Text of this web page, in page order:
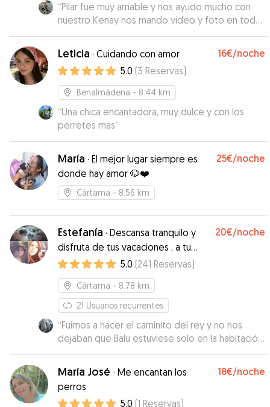
“Pilar fue muy amable y nos ayudo mucho con
nuestro Kenay nos mando video y foto en todo
momento. Repetiremos seguro”
Leticia · Cuidando con amor 16€/noche
5.0 (3 Reservas)
Benalmádena - 8.44 km
“Una chica encantadora, muy dulce y con los
perretes mas”
María · El mejor lugar siempre es
donde hay amor 🐶❤️
25€/noche
Cártama - 8.56 km
Estefanía · Descansa tranquilo y
disfruta de tus vacaciones , a tu
mascota no le faltarán atenciones.
20€/noche
5.0 (241 Reservas)
Cártama - 8.78 km
21 Usuarios recurrentes
“Fuimos a hacer el caminito del rey y no nos
dejaban que Balu estuviese solo en la habitación
del hotel. Contratamos a Estefania a través de
Gudog para que nos lo cuidase mientras tanto.
Balu pasó 24 horas con Estefania rodeado de
atención y mimos continuos, y ella nos enviaba
vídeos de el y wassap para que pudiésemos
María José · Me encantan los
perros
18€/noche
5.0 (1 Reservas)